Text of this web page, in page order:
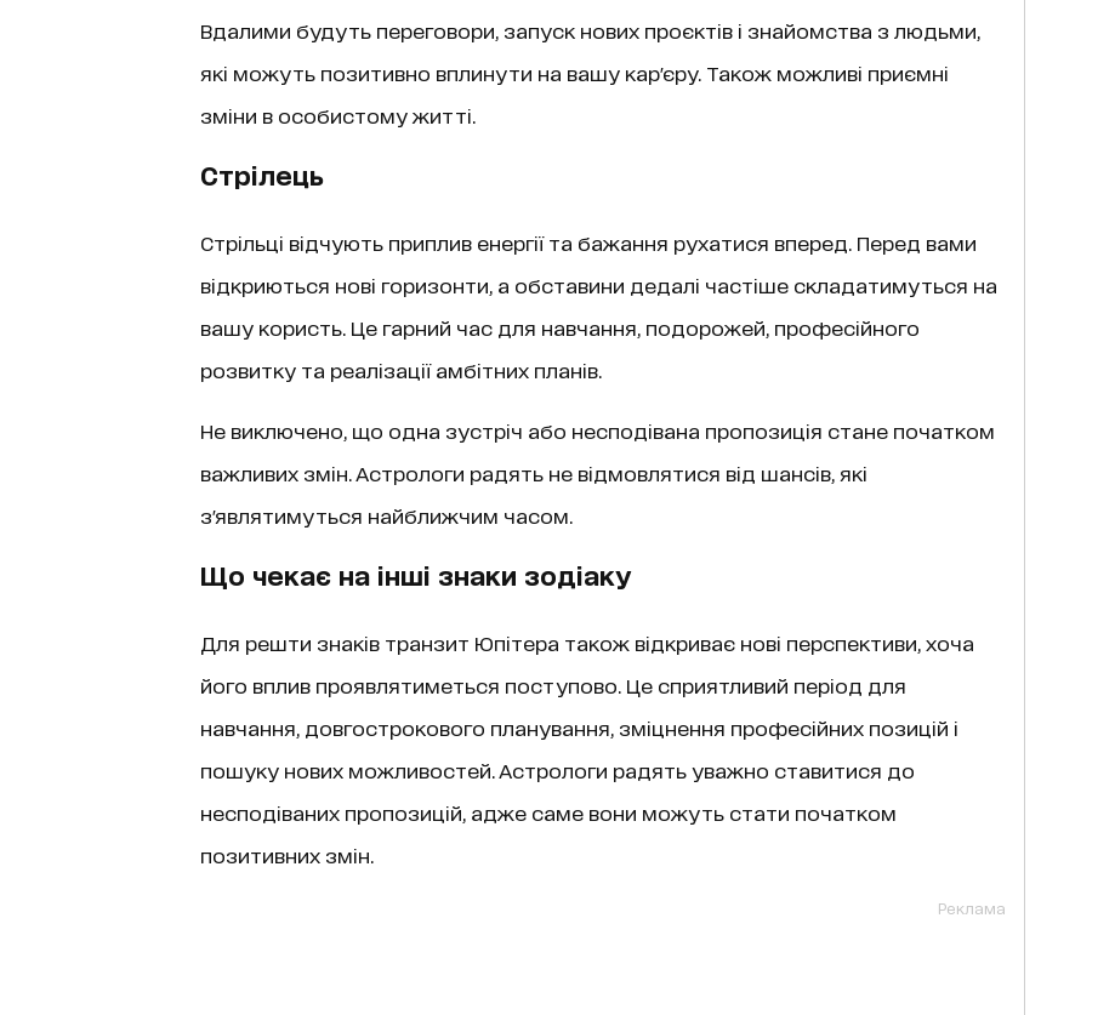
Вдалими будуть переговори, запуск нових проєктів і знайомства з людьми,
які можуть позитивно вплинути на вашу кар'єру. Також можливі приємні
зміни в особистому житті.
Стрілець
Стрільці відчують приплив енергії та бажання рухатися вперед. Перед вами
відкриються нові горизонти, а обставини дедалі частіше складатимуться на
вашу користь. Це гарний час для навчання, подорожей, професійного
розвитку та реалізації амбітних планів.
Не виключено, що одна зустріч або несподівана пропозиція стане початком
важливих змін. Астрологи радять не відмовлятися від шансів, які
з'являтимуться найближчим часом.
Що чекає на інші знаки зодіаку
Для решти знаків транзит Юпітера також відкриває нові перспективи, хоча
його вплив проявлятиметься поступово. Це сприятливий період для
навчання, довгострокового планування, зміцнення професійних позицій і
пошуку нових можливостей. Астрологи радять уважно ставитися до
несподіваних пропозицій, адже саме вони можуть стати початком
позитивних змін.
Реклама